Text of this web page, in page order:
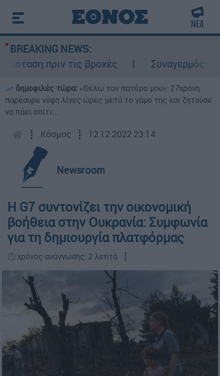
BREAKING NEWS:
πριν τις βροχές
Συναγερμός στον
δημοφιλές τώρα: «Θέλω τον πατέρα μου»: 27χρονη
παρέσυρε νύφη λίγες ώρες μετά το γάμο της και ζητούσε
να πάει σπίτι...
┋ Κόσμος ┋ 12.12.2022 23:14
Newsroom
Η G7 συντονίζει την οικονομική
βοήθεια στην Ουκρανία: Συμφωνία
για τη δημιουργία πλατφόρμας
🕛 χρόνος ανάγνωσης: 2 λεπτά ┋